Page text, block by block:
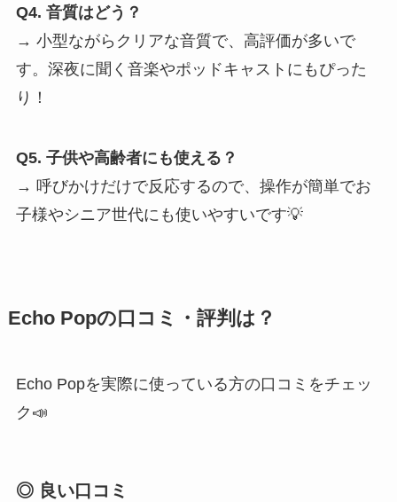
Q4. 音質はどう？
→ 小型ながらクリアな音質で、高評価が多いで
す。深夜に聞く音楽やポッドキャストにもぴった
り！
Q5. 子供や高齢者にも使える？
→ 呼びかけだけで反応するので、操作が簡単でお
子様やシニア世代にも使いやすいです💡
Echo Popの口コミ・評判は？
Echo Popを実際に使っている方の口コミをチェッ
ク📣
◎ 良い口コミ